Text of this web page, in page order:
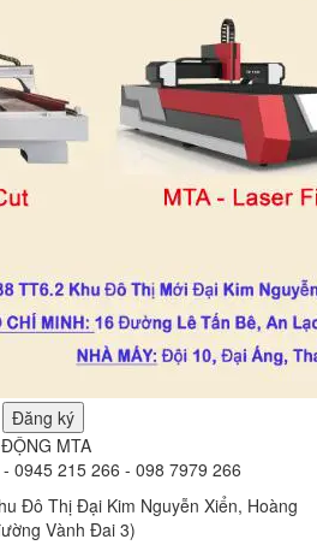
Đăng ký
MTA
0945 215 266 - 098 7979 266
Đô Thị Đại Kim Nguyễn Xiển, Hoàng
Vành Đai 3)